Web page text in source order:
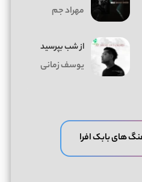
مهراد جم
از شب بپرسید
یوسف زمانی
های بابک افرا